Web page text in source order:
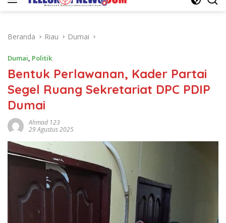
Beranda Riau Dumai
Dumai, Politik
Bentuk Perlawanan, Kader Partai
Segel Ruang Sekretariat DPC PDIP
Dumai
Ahmad 123
29 Agustus 2025